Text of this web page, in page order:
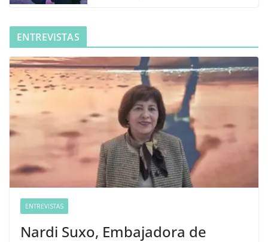
ENTREVISTAS
ENTREVISTAS
Nardi Suxo, Embajadora de